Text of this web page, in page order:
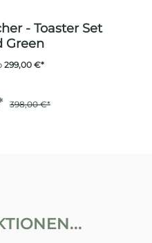
- Toaster Set
Green
299,00 €*
398,00 €*